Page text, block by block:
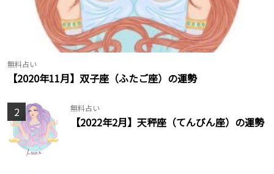
無料占い
【2020年11月】双子座（ふたご座）の運勢
2 無料占い
【2022年2月】天秤座（てんびん座）の運勢